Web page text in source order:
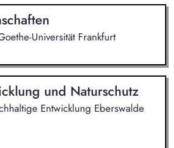
Universität Frankfurt
und Naturschutz
Entwicklung Eberswalde